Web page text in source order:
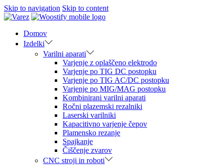
Skip to navigation Skip to content
Domov
Izdelki
Varilni aparati
Varjenje z oplaščeno elektrodo
Varjenje po TIG DC postopku
Varjenje po TIG AC/DC postopku
Varjenje po MIG/MAG postopku
Kombinirani varilni aparati
Ročni plazemski rezalniki
Laserski varilniki
Kapacitivno varjenje čepov
Plamensko rezanje
Spajkanje
Čiščenje zvarov
CNC stroji in roboti